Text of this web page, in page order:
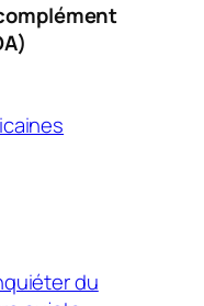
du